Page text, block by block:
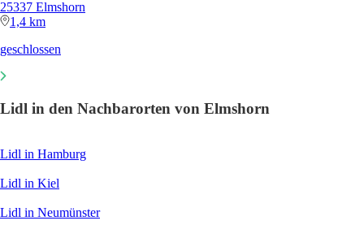
25337 Elmshorn
1,4 km
geschlossen
Lidl in den Nachbarorten von Elmshorn
Lidl in Hamburg
Lidl in Kiel
Lidl in Neumünster